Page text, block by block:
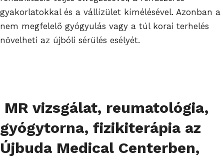
gyakorlatokkal és a vállízület kímélésével. Azonban a
nem megfelelő gyógyulás vagy a túl korai terhelés
növelheti az újbóli sérülés esélyét.
MR vizsgálat, reumatológia,
gyógytorna, fizikiterápia az
Újbuda Medical Centerben,